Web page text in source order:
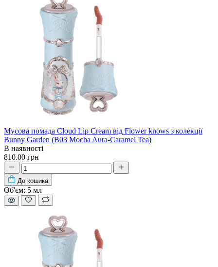
Мусова помада Cloud Lip Cream від Flower knows з колекції
Bunny Garden (B03 Mocha Aura-Caramel Tea)
В наявності
810.00 грн
До кошика
Об'єм: 5 мл